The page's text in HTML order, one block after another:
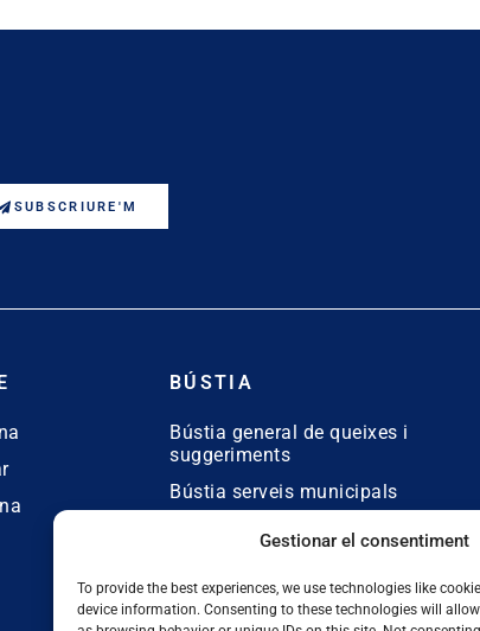
Gestionar el consentiment
To provide the best experiences, we use technologies like
device information. Consenting to these technologies will
SUBSCRIURE'M
BÚSTIA
Bústia general de queixes i
suggeriments
Bústia serveis municipals
Bústia de queixes
lingüístiques